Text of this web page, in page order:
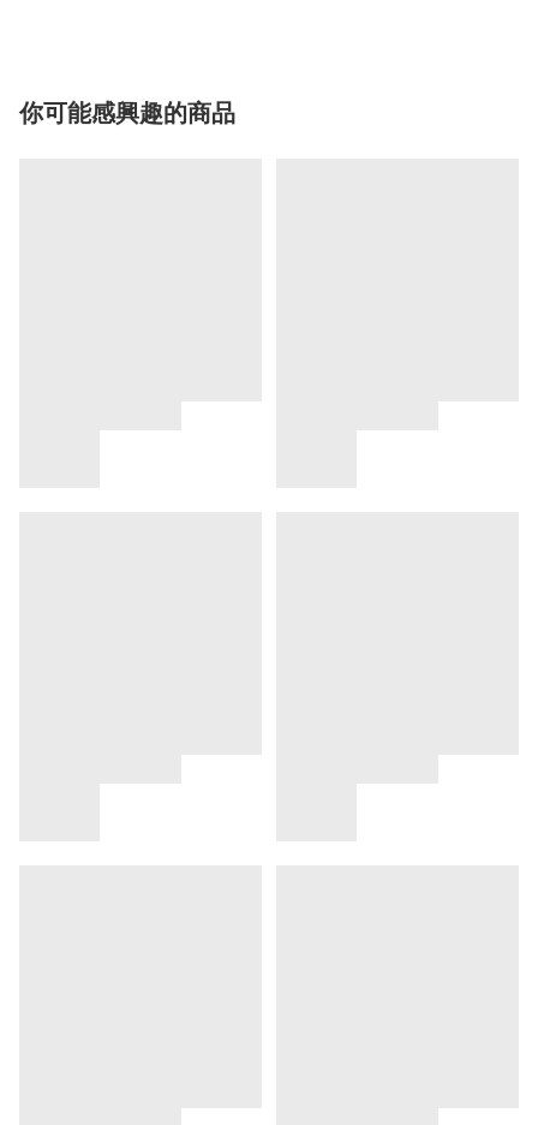
你可能感興趣的商品